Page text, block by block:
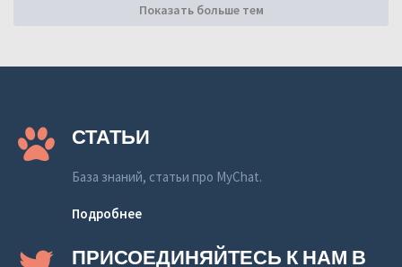
Показать больше тем
СТАТЬИ
База знаний, статьи про MyChat.
Подробнее
ПРИСОЕДИНЯЙТЕСЬ К НАМ В